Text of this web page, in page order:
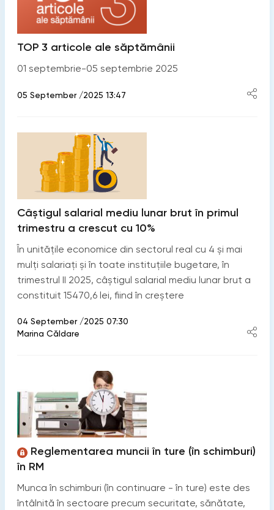
TOP 3 articole ale săptămânii
01 septembrie-05 septembrie 2025
05 September /2025 13:47
Câștigul salarial mediu lunar brut în primul
trimestru a crescut cu 10%
În unitățile economice din sectorul real cu 4 și mai
mulți salariați și în toate instituțiile bugetare, în
trimestrul II 2025, câștigul salarial mediu lunar brut a
constituit 15470,6 lei, fiind în creștere
04 September /2025 07:30
Marina Căldare
Reglementarea muncii în ture (în schimburi)
în RM
Munca în schimburi (în continuare - în ture) este des
întâlnită în sectoare precum securitate, sănătate,